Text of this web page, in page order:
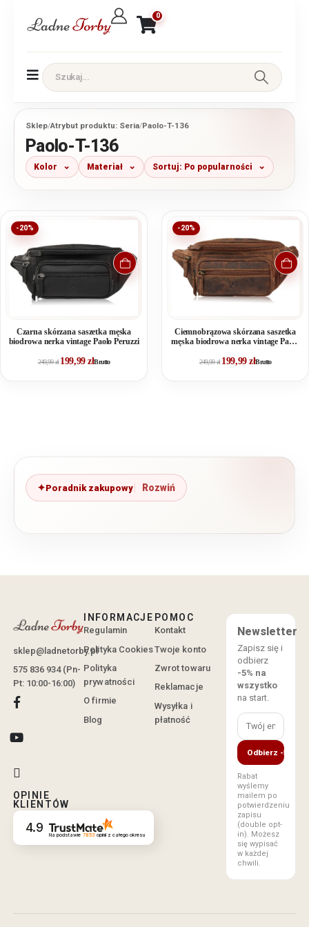
0
Sklep/Atrybut produktu: Seria/Paolo-T-136
Paolo-T-136
Kolor Materiał Sortuj: Po popularności
-20%
Czarna skórzana saszetka męska
biodrowa nerka vintage Paolo Peruzzi
249,99zł 199,99złBrutto
-20%
Ciemnobrązowa skórzana saszetka
męska biodrowa nerka vintage Paolo
249,99zł 199,99złBrutto
Poradnik zakupowy
sklep@ladnetorby.pl
575 836 934 (Pn-
Pt: 10:00-16:00)
OPINIE
KLIENTÓW
4.9 Na podstawie 7853 opinii z całego okresu
INFORMACJE
Regulamin
Polityka Cookies
Polityka
prywatności
O firmie
Blog
POMOC
Kontakt
Twoje konto
Zwrot towaru
Reklamacje
Wysyłka i
płatność
Newsletter
Zapisz się i
odbierz
-5% na
wszystko
na start.
Odbierz -5%
Rabat
wyślemy
mailem po
potwierdzeniu
zapisu
(double opt-
in). Możesz
się wypisać
w każdej
chwili.